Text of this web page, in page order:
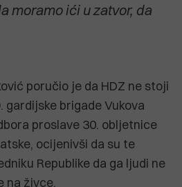
moramo ići u zatvor, da
poručio je da HDZ ne stoji
gardijske brigade Vukova
proslave 30. obljetnice
ocijenivši da su te
Republike da ga ljudi ne
na živce.